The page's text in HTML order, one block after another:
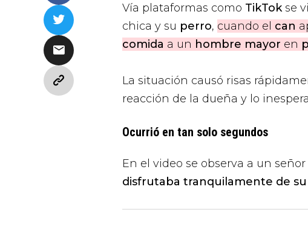
Vía plataformas como TikTokse
chica y su perro, cuando el can
comida a un hombre mayor en
La situación causó risas
reacción de la dueña y lo
Ocurrió en tan solo segundos
En el video se observa a un señor
disfrutaba tranquilamente de